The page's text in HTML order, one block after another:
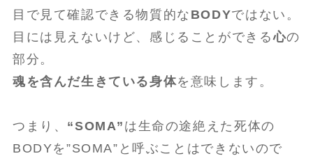
目で見て確認できる物質的な BODYではない。
目には見えないけど、感じることができる心の
部分。
魂を含んだ生きている身体を意味します。
つまり、 “SOMA” は生命の途絶えた死体の
BODYを”SOMA”と呼ぶことはできないので